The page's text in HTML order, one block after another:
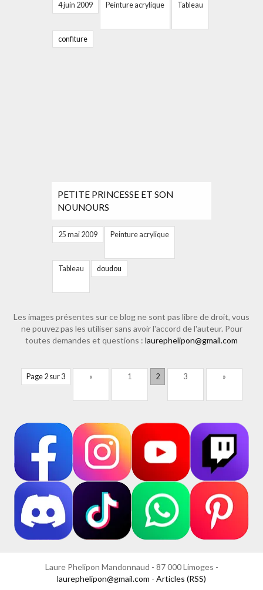
4 juin 2009 Peinture acrylique Tableau
confiture
PETITE PRINCESSE ET SON
NOUNOURS
25 mai 2009 Peinture acrylique
Tableau doudou
Les images présentes sur ce blog ne sont pas libre de droit, vous
ne pouvez pas les utiliser sans avoir l'accord de l'auteur. Pour
toutes demandes et questions : laurephelipon@gmail.com
Page 2 sur 3 « 1 2 3 »
Laure Phelipon Mandonnaud - 87 000 Limoges -
laurephelipon@gmail.com - Articles (RSS)